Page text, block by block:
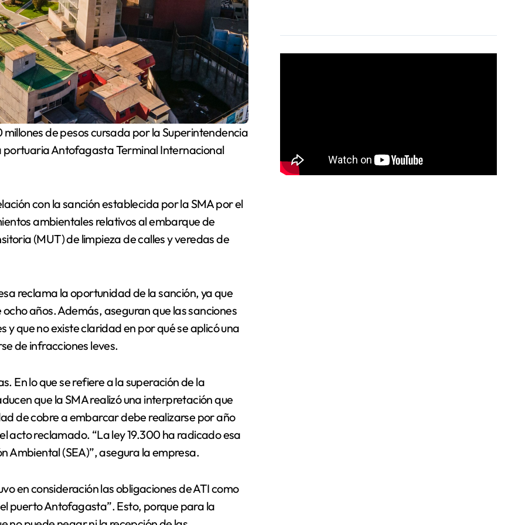
portuaria Antofagasta Terminal Internacional
con la sanción establecida por la SMA por el
ambientales relativos al embarque de
(MUT) de limpieza de calles y veredas de
reclama la oportunidad de la sanción, ya que
años. Además, aseguran que las sanciones
que no existe claridad en por qué se aplicó una
de infracciones leves.
En lo que se refiere a la superación de la
que la SMA realizó una interpretación que
de cobre a embarcar debe realizarse por año
acto reclamado. “La ley 19.300 ha radicado esa
Ambiental (SEA)”, asegura la empresa.
en consideración las obligaciones de ATI como
puerto Antofagasta”. Esto, porque para la